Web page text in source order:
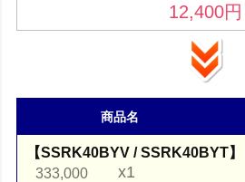
12,400円
商品名
【SSRK40BYV / SSRK40BYT】
333,000
x1